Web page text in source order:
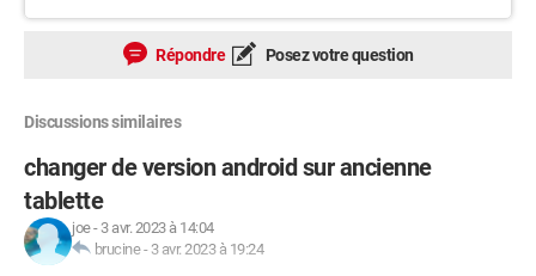
Répondre Posez votre question
Discussions similaires
changer de version android sur ancienne
tablette
joe- 3 avr. 2023 à 14:04
brucine- 3 avr. 2023 à 19:24